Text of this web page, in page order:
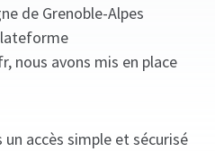
de Grenoble-Alpes
nous avons mis en place
accès simple et sécurisé